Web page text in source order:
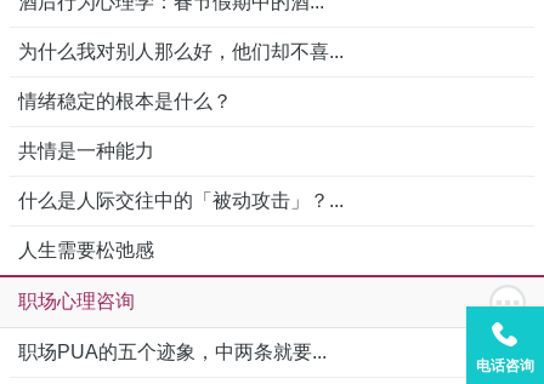
为什么我对别人那么好，他们却不喜...
情绪稳定的根本是什么？
共情是一种能力
什么是人际交往中的「被动攻击」？...
人生需要松弛感
职场心理咨询
职场PUA的五个迹象，中两条就要...
电话咨询